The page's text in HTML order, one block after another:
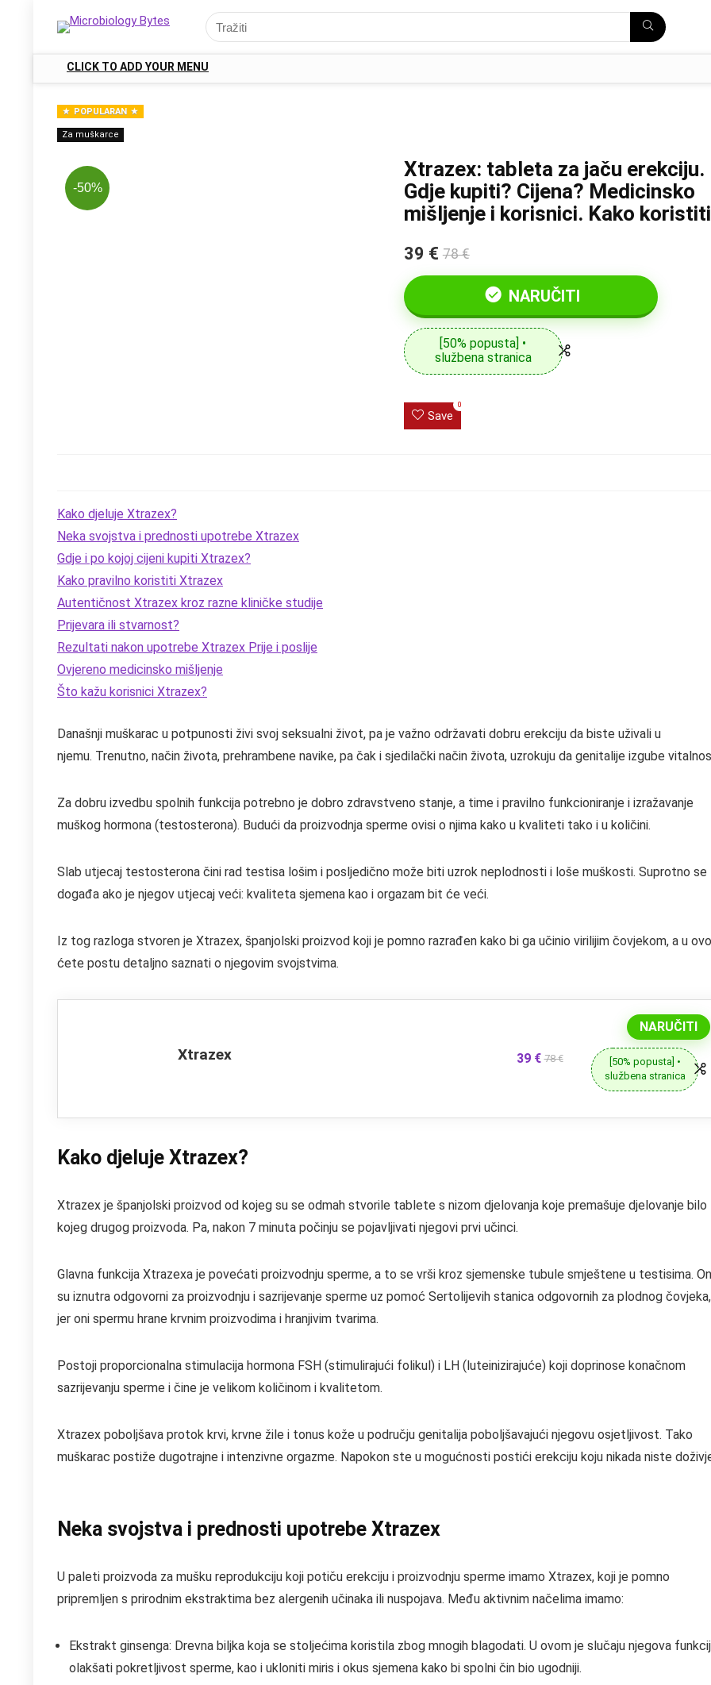
CLICK TO ADD YOUR MENU
POPULARAN
Za muškarce
-50%
Xtrazex: tableta za jaču erekciju.
Gdje kupiti? Cijena? Medicinsko
mišljenje i korisnici. Kako
39 € 78 €
NARUČITI
[50% popusta] •
službena stranica
Save
0
Kako djeluje Xtrazex?
Neka svojstva i prednosti upotrebe Xtrazex
Gdje i po kojoj cijeni kupiti Xtrazex?
Kako pravilno koristiti Xtrazex
Autentičnost Xtrazex kroz razne kliničke studije
Prijevara ili stvarnost?
Rezultati nakon upotrebe Xtrazex Prije i poslije
Ovjereno medicinsko mišljenje
Što kažu korisnici Xtrazex?
Današnji muškarac u potpunosti živi svoj seksualni život, pa je važno održavati dobru erekciju da biste uživali u
njemu. Trenutno, način života, prehrambene navike, pa čak i sjedilački način života, uzrokuju da genitalije izgube
Za dobru izvedbu spolnih funkcija potrebno je dobro zdravstveno stanje, a time i pravilno funkcioniranje i izražavanje
muškog hormona (testosterona). Budući da proizvodnja sperme ovisi o njima kako u kvaliteti tako i u količini.
Slab utjecaj testosterona čini rad testisa lošim i posljedično može biti uzrok neplodnosti i loše muškosti. Suprotno se
događa ako je njegov utjecaj veći: kvaliteta sjemena kao i orgazam bit će veći.
Iz tog razloga stvoren je Xtrazex, španjolski proizvod koji je pomno razrađen kako bi ga učinio virilijim čovjekom, a u
ćete postu detaljno saznati o njegovim svojstvima.
Xtrazex 39 € 78 €
NARUČITI
[50% popusta] •
službena stranica
Kako djeluje Xtrazex?
Xtrazex je španjolski proizvod od kojeg su se odmah stvorile tablete s nizom djelovanja koje premašuje djelovanje bilo
kojeg drugog proizvoda. Pa, nakon 7 minuta počinju se pojavljivati ​​njegovi prvi učinci.
Glavna funkcija Xtrazexa je povećati proizvodnju sperme, a to se vrši kroz sjemenske tubule smještene u testisima.
su iznutra odgovorni za proizvodnju i sazrijevanje sperme uz pomoć Sertolijevih stanica odgovornih za plodnog čovjeka,
jer oni spermu hrane krvnim proizvodima i hranjivim tvarima.
Postoji proporcionalna stimulacija hormona FSH (stimulirajući folikul) i LH (luteinizirajuće) koji doprinose konačnom
sazrijevanju sperme i čine je velikom količinom i kvalitetom.
Xtrazex poboljšava protok krvi, krvne žile i tonus kože u području genitalija poboljšavajući njegovu osjetljivost. Tako
muškarac postiže dugotrajne i intenzivne orgazme. Napokon ste u mogućnosti postići erekciju koju nikada niste
Neka svojstva i prednosti upotrebe Xtrazex
U paleti proizvoda za mušku reprodukciju koji potiču erekciju i proizvodnju sperme imamo Xtrazex, koji je pomno
pripremljen s prirodnim ekstraktima bez alergenih učinaka ili nuspojava. Među aktivnim načelima imamo:
Ekstrakt ginsenga: Drevna biljka koja se stoljećima koristila zbog mnogih blagodati. U ovom je slučaju njegova
olakšati pokretljivost sperme, kao i ukloniti miris i okus sjemena kako bi spolni čin bio ugodniji.